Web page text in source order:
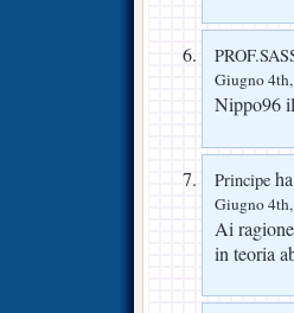
Giugno
Nippo96
Principe
Giugno
Ai
in teoria